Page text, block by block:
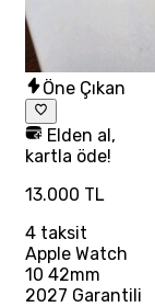
Öne Çıkan
Elden al,
kartla öde!
13.000 TL
4 taksit
Apple Watch
10 42mm
2027 Garantili